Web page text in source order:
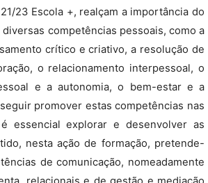
23 Escola +, realçam a importância do
competências pessoais, como a
crítico e criativo, a resolução de
o relacionamento interpessoal, o
e a autonomia, o bem-estar e a
promover estas competências nas
essencial explorar e desenvolver as
nesta ação de formação, pretende-
de comunicação, nomeadamente